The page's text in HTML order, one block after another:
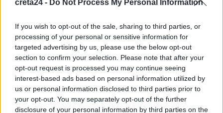
creta24 - Do Not Process My Personal Information
If you wish to opt-out of the sale, sharing to third parties, or
processing of your personal or sensitive information for
targeted advertising by us, please use the below opt-out
section to confirm your selection. Please note that after your
opt-out request is processed you may continue seeing
interest-based ads based on personal information utilized by
us or personal information disclosed to third parties prior to
your opt-out. You may separately opt-out of the further
disclosure of your personal information by third parties on the
6 Αυγούστου, 2026
Ηράκλειο: Την Παρασκευή η κηδεία του γιατρού Πάνου
Μαματζάκη
6 Αυγούστου, 2026
Έκπληξη στη συναυλία του Γιάννη Χαρούλη στο Αρκαλοχώρι:
Τα παιδιά του Πολιτιστικού Συλλόγου τραγούδησαν για τον
εθελοντισμό